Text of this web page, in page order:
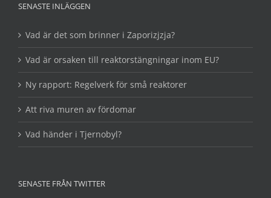
SENASTE INLÄGGEN
Vad är det som brinner i Zaporizjzja?
Vad är orsaken till reaktorstängningar inom EU?
Ny rapport: Regelverk för små reaktorer
Att riva muren av fördomar
Vad händer i Tjernobyl?
SENASTE FRÅN TWITTER